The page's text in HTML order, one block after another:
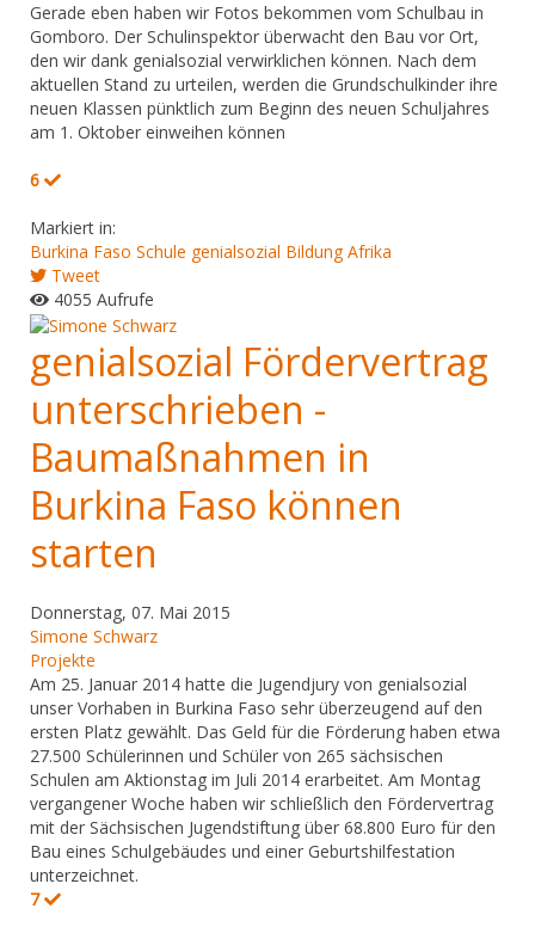
Gerade eben haben wir Fotos bekommen vom Schulbau in
Gomboro. Der Schulinspektor überwacht den Bau vor Ort,
den wir dank genialsozial verwirklichen können. Nach dem
aktuellen Stand zu urteilen, werden die Grundschulkinder ihre
neuen Klassen pünktlich zum Beginn des neuen Schuljahres
am 1. Oktober einweihen können
6
Markiert in:
Burkina Faso Schule genialsozial Bildung Afrika
Tweet
4055 Aufrufe
genialsozial Fördervertrag
unterschrieben -
Baumaßnahmen in
Burkina Faso können
starten
Donnerstag, 07. Mai 2015
Simone Schwarz
Projekte
Am 25. Januar 2014 hatte die Jugendjury von genialsozial
unser Vorhaben in Burkina Faso sehr überzeugend auf den
ersten Platz gewählt. Das Geld für die Förderung haben etwa
27.500 Schülerinnen und Schüler von 265 sächsischen
Schulen am Aktionstag im Juli 2014 erarbeitet. Am Montag
vergangener Woche haben wir schließlich den Fördervertrag
mit der Sächsischen Jugendstiftung über 68.800 Euro für den
Bau eines Schulgebäudes und einer Geburtshilfestation
unterzeichnet.
7